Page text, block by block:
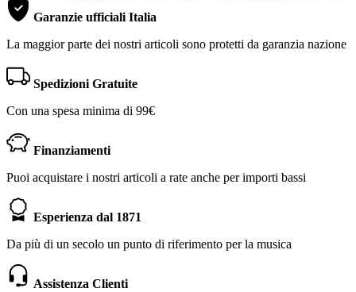
Garanzie ufficiali Italia
La maggior parte dei nostri articoli sono protetti da garanzia nazione
Spedizioni Gratuite
Con una spesa minima di 99€
Finanziamenti
Puoi acquistare i nostri articoli a rate anche per importi bassi
Esperienza dal 1871
Da più di un secolo un punto di riferimento per la musica
Assistenza Clienti